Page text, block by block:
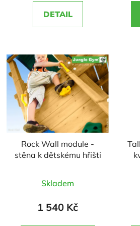
5,0
z
DETAIL
Rock Wall module -
stěna k dětskému hřišti
hodnocení
produktu
Skladem
1 540 Kč